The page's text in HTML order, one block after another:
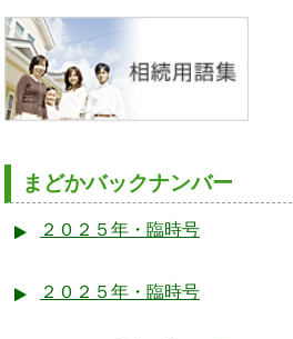
まどかバックナンバー
２０２５年・臨時号
２０２５年・臨時号